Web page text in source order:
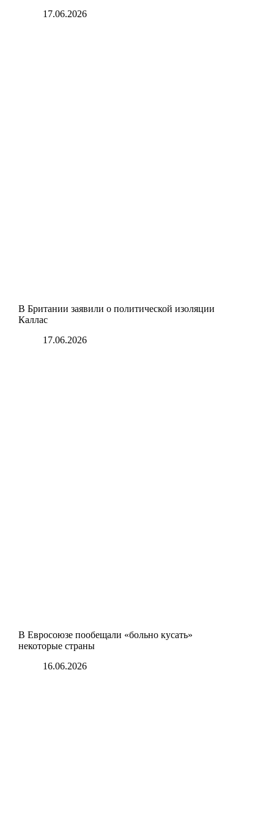
17.06.2026
В Британии заявили о политической изоляции
Каллас
17.06.2026
В Евросоюзе пообещали «больно кусать»
некоторые страны
16.06.2026